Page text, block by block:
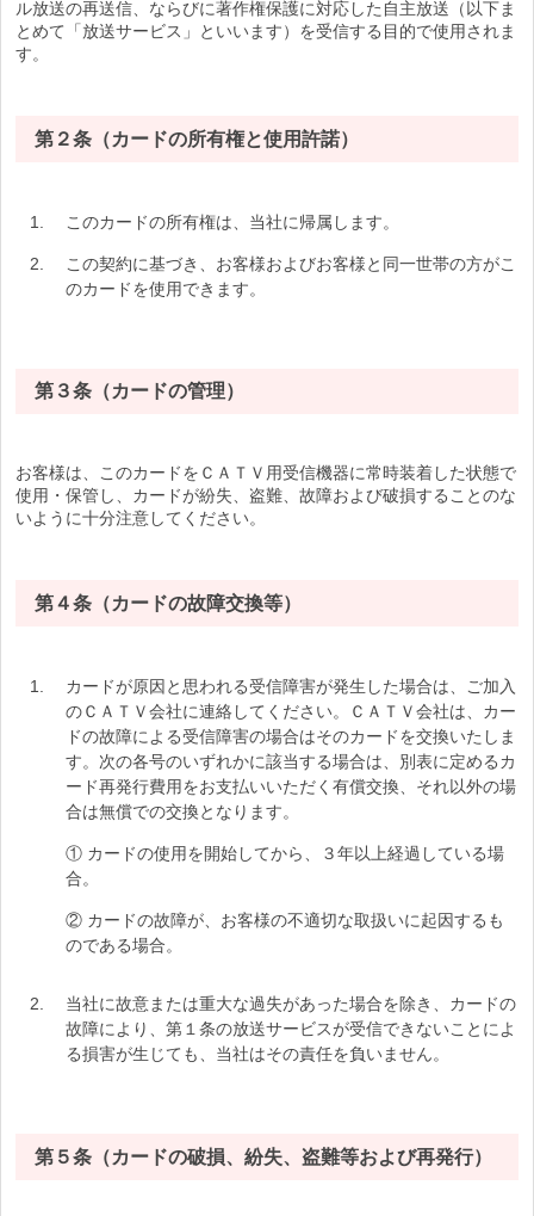
ル放送の再送信、ならびに著作権保護に対応した自主放送（以下ま
とめて「放送サービス」といいます）を受信する目的で使用されま
す。
第２条（カードの所有権と使用許諾）
このカードの所有権は、当社に帰属します。
この契約に基づき、お客様およびお客様と同一世帯の方がこ
のカードを使用できます。
第３条（カードの管理）
お客様は、このカードをＣＡＴＶ用受信機器に常時装着した状態で
使用・保管し、カードが紛失、盗難、故障および破損することのな
いように十分注意してください。
第４条（カードの故障交換等）
カードが原因と思われる受信障害が発生した場合は、ご加入
のＣＡＴＶ会社に連絡してください。ＣＡＴＶ会社は、カー
ドの故障による受信障害の場合はそのカードを交換いたしま
す。次の各号のいずれかに該当する場合は、別表に定めるカ
ード再発行費用をお支払いいただく有償交換、それ以外の場
合は無償での交換となります。
① カードの使用を開始してから、３年以上経過している場
合。
② カードの故障が、お客様の不適切な取扱いに起因するも
のである場合。
当社に故意または重大な過失があった場合を除き、カードの
故障により、第１条の放送サービスが受信できないことによ
る損害が生じても、当社はその責任を負いません。
第５条（カードの破損、紛失、盗難等および再発行）